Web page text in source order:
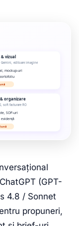
(GPT-
4.8 / Sonnet
propuneri,